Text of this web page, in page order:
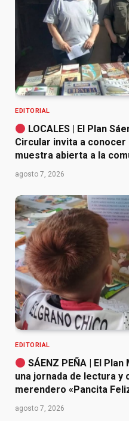
EDITORIAL
LOCALES | El Plan
Circular invita a conocer
muestra abierta a la
agosto 7, 2026
EDITORIAL
SÁENZ PEÑA | El
una jornada de lectura y
merendero «Pancita
agosto 7, 2026